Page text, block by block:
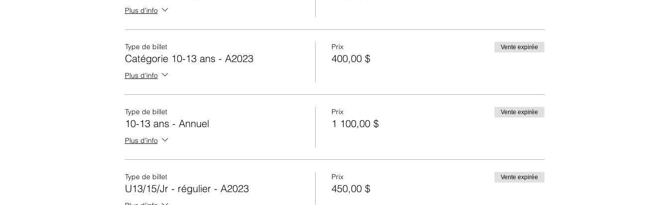
Plus d'info
Type de billet
Catégorie 10-13 ans - A2023
Plus d'info
Prix
400,00 $
Vente expirée
Type de billet
10-13 ans - Annuel
Plus d'info
Prix
1 100,00 $
Vente expirée
Type de billet
U13/15/Jr - régulier - A2023
Prix
450,00 $
Vente expirée